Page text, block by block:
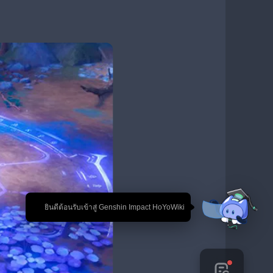
🎉 ยินดีต้อนรับเข้าสู่ Genshin Impact HoYoWiki